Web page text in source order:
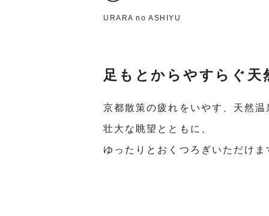
URARA no ASHIYU
足もとからやすらぐ天
京都散策の疲れをいやす、天然温
壮大な眺望とともに、
ゆったりとおくつろぎいただけま